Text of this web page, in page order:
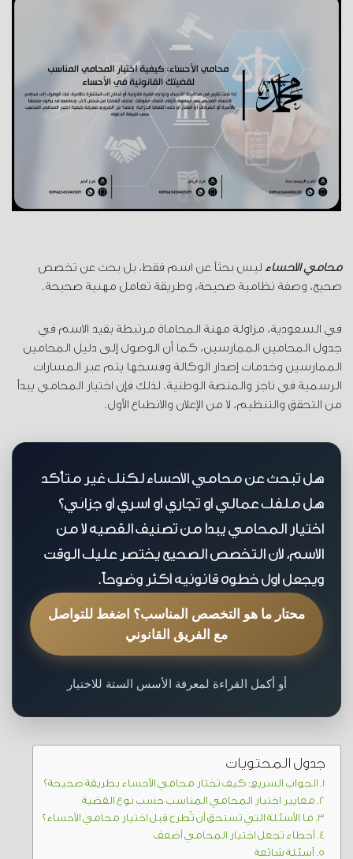
محامي الأحساء ليس بحثاً عن اسم فقط، بل بحث عن تخصص
صحيح، وصفة نظامية صحيحة، وطريقة تعامل مهنية صحيحة.
في السعودية، مزاولة مهنة المحاماة مرتبطة بقيد الاسم في
جدول المحامين الممارسين، كما أن الوصول إلى دليل المحامين
الممارسين وخدمات إصدار الوكالة وفسخها يتم عبر المسارات
الرسمية في ناجز والمنصة الوطنية. لذلك فإن اختيار المحامي يبدأ
من التحقق والتنظيم، لا من الإعلان والانطباع الأول.
هل تبحث عن محامي الأحساء لكنك غير متأكد
هل ملفك عمالي أو تجاري أو أسري أو جزائي؟
اختيار المحامي يبدأ من تصنيف القضية لا من
الاسم، لأن التخصص الصحيح يختصر عليك الوقت
ويجعل أول خطوة قانونية أكثر وضوحاً.
محتار ما هو التخصص المناسب؟ اضغط للتواصل
مع الفريق القانوني
أو أكمل القراءة لمعرفة الأسس الستة للاختيار
جدول المحتويات
الجواب السريع: كيف تختار محامي الأحساء بطريقة صحيحة؟
معايير اختيار المحامي المناسب حسب نوع القضية
ما الأسئلة التي تستحق أن تُطرح قبل اختيار محامي الأحساء؟
أخطاء تجعل اختيار المحامي أضعف
أسئلة شائعة